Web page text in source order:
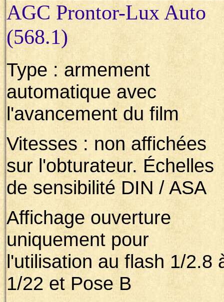
AGC Prontor-Lux Auto
(568.1)
Type : armement
automatique avec
l'avancement du film
Vitesses : non affichées
sur l'obturateur. Échelles
de sensibilité DIN / ASA
Affichage ouverture
uniquement pour
l'utilisation au flash 1/2.8
1/22 et Pose B